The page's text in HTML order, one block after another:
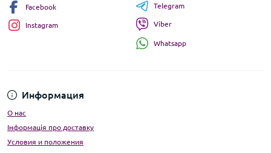
Информация
О нас
Інформація про доставку
Условия и положения
Facebook
Instagram
Telegram
Viber
Whatsapp